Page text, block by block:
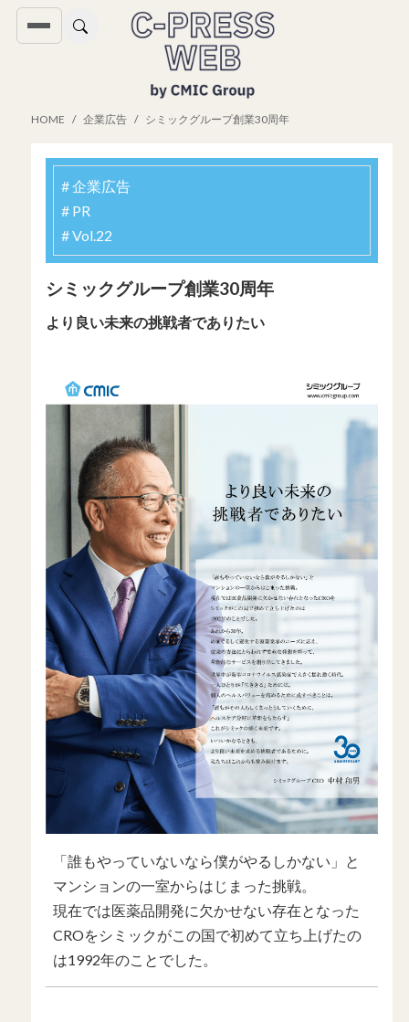
HOME 企業広告 シミックグループ創業30周年
# 企業広告
# PR
# Vol.22
シミックグループ創業30周年
より良い未来の挑戦者でありたい
「誰もやっていないなら僕がやるしかない」と
マンションの一室からはじまった挑戦。
現在では医薬品開発に欠かせない存在となった
CROをシミックがこの国で初めて立ち上げたの
は1992年のことでした。